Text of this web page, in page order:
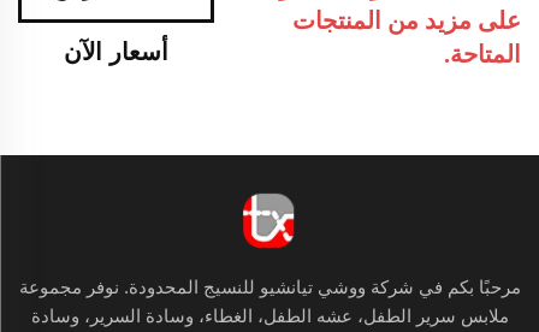
على مزيد من المنتجات
المتاحة.
أسعار الآن
مرحبًا بكم في شركة ووشي تيانشيو للنسيج المحدودة. نوفر مجموعة
ملابس سرير الطفل، عشه الطفل، الغطاء، وسادة السرير، وسادة